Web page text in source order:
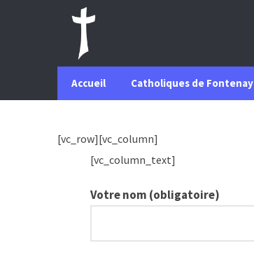
Accueil Catholiques de Fontenay
[vc_row][vc_column]
[vc_column_text]
Votre nom (obligatoire)